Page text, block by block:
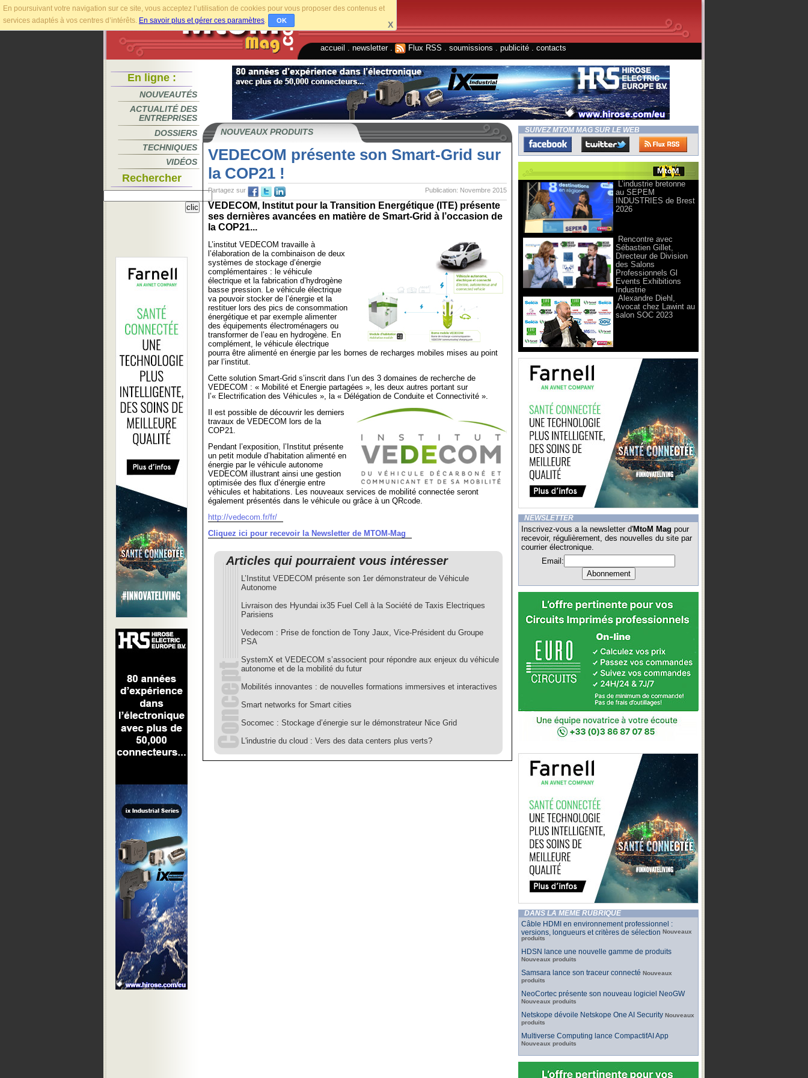
En poursuivant votre navigation sur ce site, vous acceptez l’utilisation de cookies pour vous proposer des contenus et
services adaptés à vos centres d’intérêts. En savoir plus et gérer ces paramètres. OK X
accueil newsletter. Flux RSS soumissions publicité contacts
En ligne :
NOUVEAUTÉS
ACTUALITÉ DES
ENTREPRISES
DOSSIERS
TECHNIQUES
VIDÉOS
Rechercher
NOUVEAUX PRODUITS
VEDECOM présente son Smart-Grid sur
la COP21 !
Publication: Novembre 2015
Partagez sur
VEDECOM, Institut pour la Transition Energétique (ITE) présente
ses dernières avancées en matière de Smart-Grid à l’occasion de
la COP21...
L’institut VEDECOM travaille à
l’élaboration de la combinaison de deux
systèmes de stockage d’énergie
complémentaires : le véhicule
électrique et la fabrication d’hydrogène
basse pression. Le véhicule électrique
va pouvoir stocker de l’énergie et la
restituer lors des pics de consommation
énergétique et par exemple alimenter
des équipements électroménagers ou
transformer de l’eau en hydrogène. En
complément, le véhicule électrique
pourra être alimenté en énergie par les bornes de recharges mobiles mises au point
par l’institut.
Cette solution Smart-Grid s’inscrit dans l’un des 3 domaines de recherche de
VEDECOM : « Mobilité et Energie partagées », les deux autres portant sur
l’« Electrification des Véhicules », la « Délégation de Conduite et Connectivité ».
Il est possible de découvrir les derniers
travaux de VEDECOM lors de la
COP21.
Pendant l’exposition, l’Institut présente
un petit module d’habitation alimenté en
énergie par le véhicule autonome
VEDECOM illustrant ainsi une gestion
optimisée des flux d’énergie entre
véhicules et habitations. Les nouveaux services de mobilité connectée seront
également présentés dans le véhicule ou grâce à un QRcode.
http://vedecom.fr/fr/
Cliquez ici pour recevoir la Newsletter de MTOM-Mag
Articles qui pourraient vous intéresser
L’Institut VEDECOM présente son 1er démonstrateur de Véhicule
Autonome
Livraison des Hyundai ix35 Fuel Cell à la Société de Taxis Electriques
Parisiens
Vedecom : Prise de fonction de Tony Jaux, Vice-Président du Groupe
PSA
SystemX et VEDECOM s’associent pour répondre aux enjeux du véhicule
autonome et de la mobilité du futur
Mobilités innovantes : de nouvelles formations immersives et interactives
Smart networks for Smart cities
Socomec : Stockage d’énergie sur le démonstrateur Nice Grid
L'industrie du cloud : Vers des data centers plus verts?
SUIVEZ MTOM MAG SUR LE WEB
L’industrie bretonne
au SEPEM
INDUSTRIES de Brest
2026
Rencontre avec
Sébastien Gillet,
Directeur de Division
des Salons
Professionnels Gl
Events Exhibitions
Industrie
Alexandre Diehl,
Avocat chez Lawint au
salon SOC 2023
NEWSLETTER
Inscrivez-vous a la newsletter d'MtoM Mag pour
recevoir, régulièrement, des nouvelles du site par
courrier électronique.
Email:
DANS LA MÊME RUBRIQUE
Câble HDMI en environnement professionnel :
versions, longueurs et critères de sélection Nouveaux
produits
HDSN lance une nouvelle gamme de produits
Nouveaux produits
Samsara lance son traceur connecté Nouveaux
produits
NeoCortec présente son nouveau logiciel NeoGW
Nouveaux produits
Netskope dévoile Netskope One AI Security Nouveaux
produits
Multiverse Computing lance CompactifAI App
Nouveaux produits